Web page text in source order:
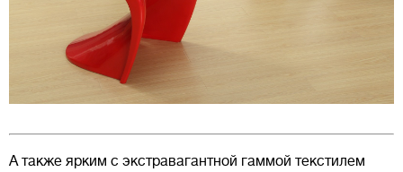
А также ярким с экстравагантной гаммой текстилем